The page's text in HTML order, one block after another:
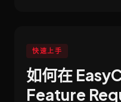
快速上手
如何在
Feature